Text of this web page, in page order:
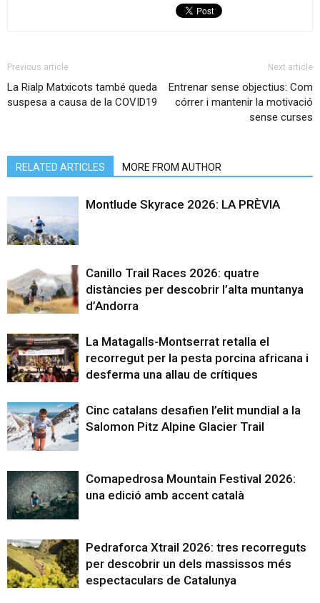
Previous article
La Rialp Matxicots també queda
suspesa a causa de la COVID19
Next article
Entrenar sense objectius: Com
córrer i mantenir la motivació
sense curses
RELATED ARTICLES MORE FROM AUTHOR
Montlude Skyrace 2026: LA PRÈVIA
Canillo Trail Races 2026: quatre
distàncies per descobrir l’alta muntanya
d’Andorra
La Matagalls-Montserrat retalla el
recorregut per la pesta porcina africana i
desferma una allau de crítiques
Cinc catalans desafien l’elit mundial a la
Salomon Pitz Alpine Glacier Trail
Comapedrosa Mountain Festival 2026:
una edició amb accent català
Pedraforca Xtrail 2026: tres recorreguts
per descobrir un dels massissos més
espectaculars de Catalunya